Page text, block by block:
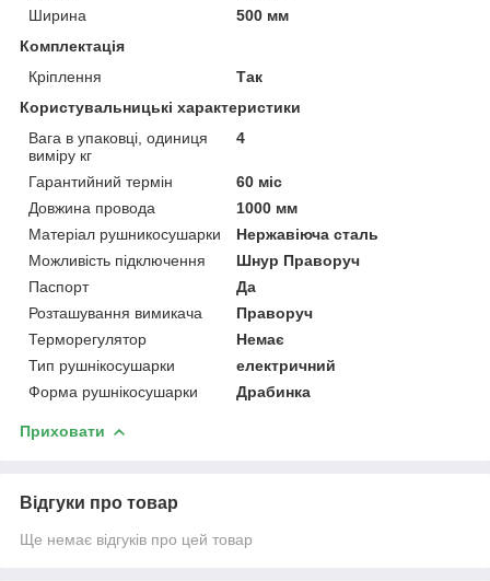
Ширина
500 мм
Комплектація
Кріплення
Так
Користувальницькі характеристики
Вага в упаковці, одиниця
виміру кг
4
Гарантийний термін
60 міс
Довжина провода
1000 мм
Матеріал рушникосушарки
Нержавіюча сталь
Можливість підключення
Шнур Праворуч
Паспорт
Да
Розташування вимикача
Праворуч
Терморегулятор
Немає
Тип рушнікосушарки
електричний
Форма рушнікосушарки
Драбинка
Приховати
Відгуки про товар
Ще немає відгуків про цей товар